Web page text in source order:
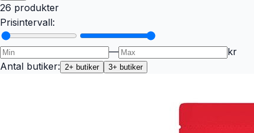
26 produkter
Prisintervall:
—
kr
Antal butiker: 2+ butiker 3+ butiker